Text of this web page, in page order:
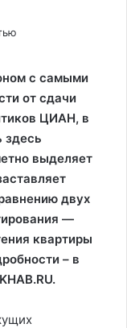
с самыми
от сдачи
ЦИАН, в
здесь
выделяет
двух
—
квартиры
– в